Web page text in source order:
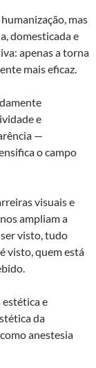
mas
domesticada e
apenas a torna
mais eficaz.
e
—
o campo
visuais e
ampliam a
visto, tudo
visto, quem está
estética e
da
anestesia